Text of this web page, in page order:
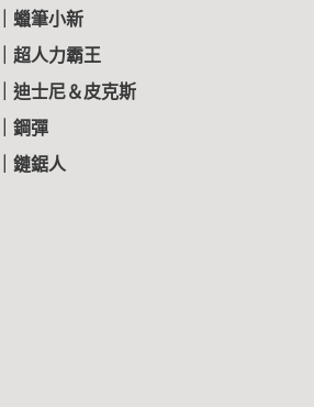
蠟筆小新
超人力霸王
迪士尼＆皮克斯
鋼彈
鏈鋸人